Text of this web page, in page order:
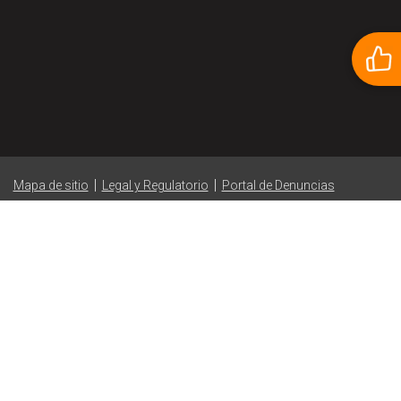
Mapa de sitio | Legal y Regulatorio | Portal de Denuncias